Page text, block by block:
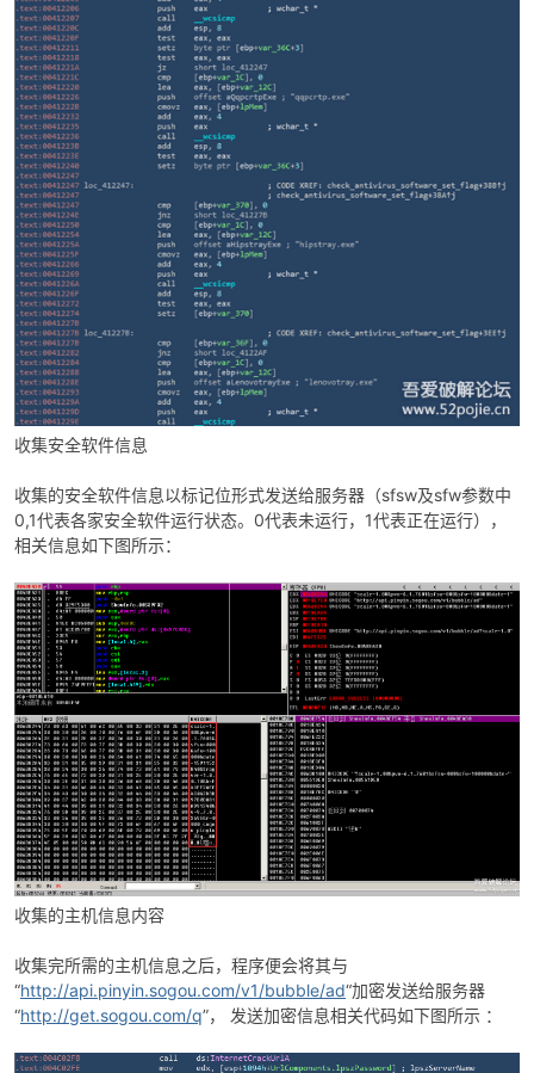
收集安全软件信息
收集的安全软件信息以标记位形式发送给服务器（sfsw及sfw参数中
0,1代表各家安全软件运行状态。0代表未运行，1代表正在运行），
相关信息如下图所示：
收集的主机信息内容
收集完所需的主机信息之后，程序便会将其与
“http://api.pinyin.sogou.com/v1/bubble/ad“加密发送给服务器
“http://get.sogou.com/q”， 发送加密信息相关代码如下图所示 ：